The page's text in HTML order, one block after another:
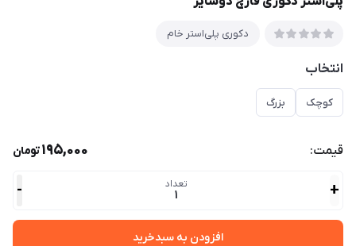
دکوری پلی‌استر خام
انتخاب
کوچک بزرگ
قیمت: 195,000تومان
+ تعداد
1
-
افزودن به سبدخرید